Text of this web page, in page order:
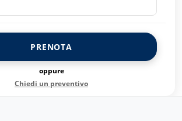
PRENOTA
oppure
Chiedi un preventivo